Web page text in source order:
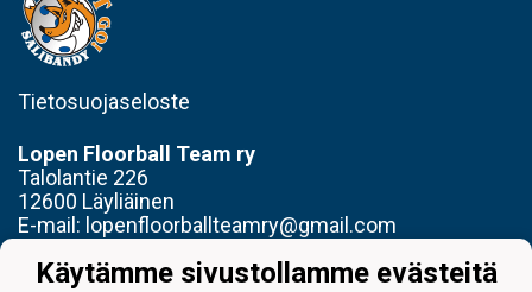
Tietosuojaseloste
Lopen Floorball Team ry
Talolantie 226
12600 Läyliäinen
E-mail: lopenfloorballteamry@gmail.com
Käytämme sivustollamme evästeitä